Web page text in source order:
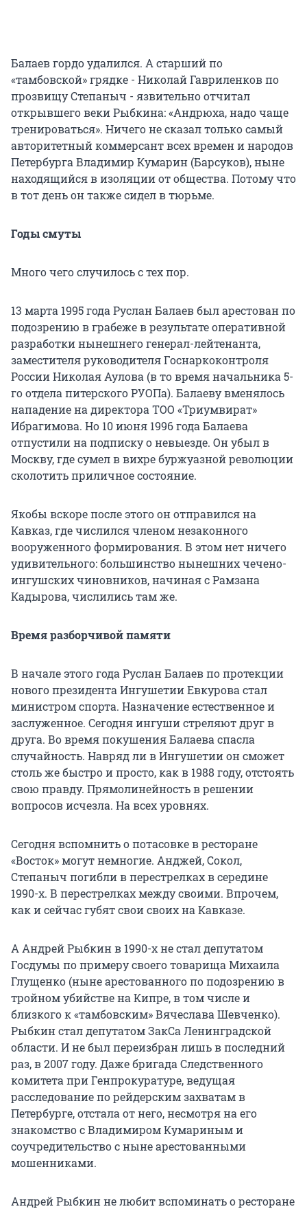
Балаев гордо удалился. А старший по
«тамбовской» грядке - Николай Гавриленков по
прозвищу Степаныч - язвительно отчитал
открывшего веки Рыбкина: «Андрюха, надо чаще
тренироваться». Ничего не сказал только самый
авторитетный коммерсант всех времен и народов
Петербурга Владимир Кумарин (Барсуков), ныне
находящийся в изоляции от общества. Потому что
в тот день он также сидел в тюрьме.
Годы смуты
Много чего случилось с тех пор.
13 марта 1995 года Руслан Балаев был арестован по
подозрению в грабеже в результате оперативной
разработки нынешнего генерал-лейтенанта,
заместителя руководителя Госнаркоконтроля
России Николая Аулова (в то время начальника 5-
го отдела питерского РУОПа). Балаеву вменялось
нападение на директора ТОО «Триумвират»
Ибрагимова. Но 10 июня 1996 года Балаева
отпустили на подписку о невыезде. Он убыл в
Москву, где сумел в вихре буржуазной революции
сколотить приличное состояние.
Якобы вскоре после этого он отправился на
Кавказ, где числился членом незаконного
вооруженного формирования. В этом нет ничего
удивительного: большинство нынешних чечено-
ингушских чиновников, начиная с Рамзана
Кадырова, числились там же.
Время разборчивой памяти
В начале этого года Руслан Балаев по протекции
нового президента Ингушетии Евкурова стал
министром спорта. Назначение естественное и
заслуженное. Сегодня ингуши стреляют друг в
друга. Во время покушения Балаева спасла
случайность. Навряд ли в Ингушетии он сможет
столь же быстро и просто, как в 1988 году, отстоять
свою правду. Прямолинейность в решении
вопросов исчезла. На всех уровнях.
Сегодня вспомнить о потасовке в ресторане
«Восток» могут немногие. Анджей, Сокол,
Степаныч погибли в перестрелках в середине
1990-х. В перестрелках между своими. Впрочем,
как и сейчас губят свои своих на Кавказе.
А Андрей Рыбкин в 1990-х не стал депутатом
Госдумы по примеру своего товарища Михаила
Глущенко (ныне арестованного по подозрению в
тройном убийстве на Кипре, в том числе и
близкого к «тамбовским» Вячеслава Шевченко).
Рыбкин стал депутатом ЗакСа Ленинградской
области. И не был переизбран лишь в последний
раз, в 2007 году. Даже бригада Следственного
комитета при Генпрокуратуре, ведущая
расследование по рейдерским захватам в
Петербурге, отстала от него, несмотря на его
знакомство с Владимиром Кумариным и
соучредительство с ныне арестованными
мошенниками.
Андрей Рыбкин не любит вспоминать о ресторане